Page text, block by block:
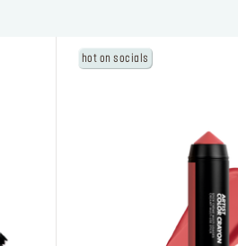
Saisissez votre adresse e-mail pour
sur votre première
hot on socials